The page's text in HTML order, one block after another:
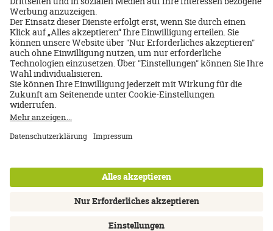
Reiseversicherung
abschließen?
Zu den FAQs
Über uns
DatenschutzAGBNutzungsbedingungen
Inhalte: Standards & MeldungBarrierefreiheitserklärung